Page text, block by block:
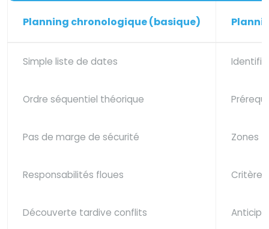
Planning chronologique (basique)
Simple liste de dates
Ordre séquentiel théorique
Pas de marge de sécurité Zones
Responsabilités floues
Découverte tardive conflits